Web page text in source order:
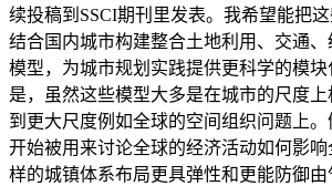
续投稿到SSCI期刊里发表。我希望能把
结合国内城市构建整合土地利用、交通
模型，为城市规划实践提供更科学的模
是，虽然这些模型大多是在城市的尺度
到更大尺度例如全球的空间组织问题上
开始被用来讨论全球的经济活动如何影
样的城镇体系布局更具弹性和更能防御